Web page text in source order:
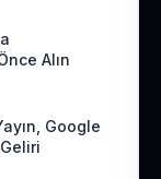
Alın
Google